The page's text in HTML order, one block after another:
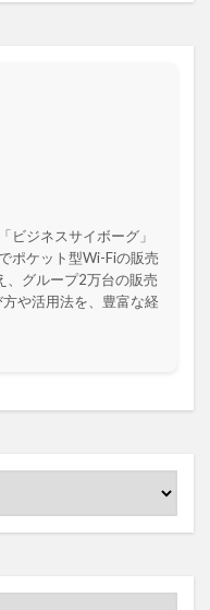
ビジネスサイボーグ」
ポケット型Wi-Fiの販売
グループ2万台の販売
や活用法を、豊富な経